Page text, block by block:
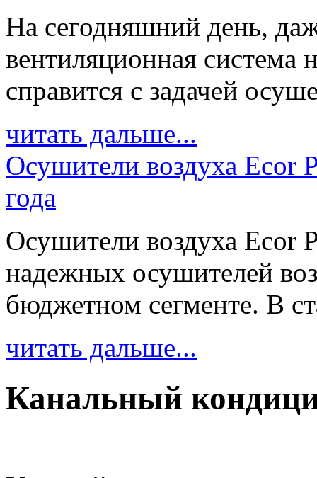
На сегодняшний день,
вентиляционная система
справится с задачей
читать дальше...
Осушители воздуха Ecor
года
Осушители воздуха Ecor
надежных осушителей
бюджетном сегменте. В
читать дальше...
Канальный